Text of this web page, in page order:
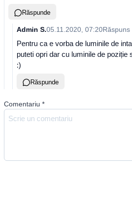
Răspunde
Admin S.05.11.2020, 07:20Răspuns
Pentru ca e vorba de luminile de
puteti opri dar cu luminile de poziție
:)
Răspunde
Comentariu *